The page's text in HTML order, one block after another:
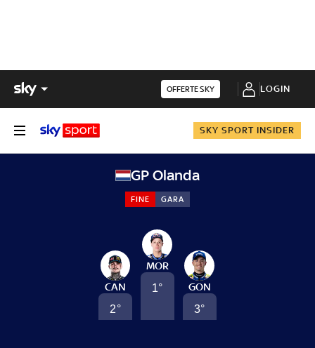
OFFERTE SKY LOGIN
SKY SPORT INSIDER
GP Olanda
FINE GARA
MOR
1°
CAN
2°
GON
3°